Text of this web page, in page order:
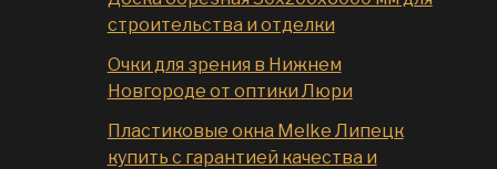
строительства и отделки
Очки для зрения в Нижнем
Новгороде от оптики Люри
Пластиковые окна Melke Липецк
купить с гарантией качества и